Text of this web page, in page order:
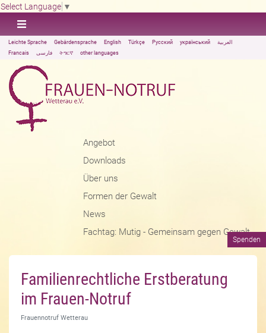
Select Language ▼
Leichte Sprache Gebärdensprache English Türkçe Русский український
العربية
Francais
فارسی ትግርኛ other languages
Angebot
Downloads
Über uns
Formen der Gewalt
News
Fachtag: Mutig - Gemeinsam gegen Gewalt
Familienrechtliche Erstberatung
im Frauen-Notruf
Frauennotruf Wetterau
Spenden